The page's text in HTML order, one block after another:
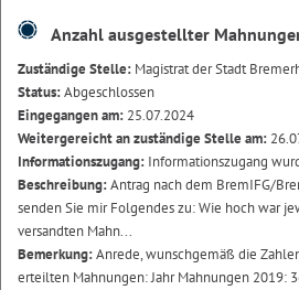
Anzahl ausgestellter
Zuständige Stelle: Magistrat der Stadt
Status:Abgeschlossen
Eingegangen am: 25.07.2024
Weitergereicht an zuständige Stelle am:
Informationszugang: Informationszugang
Beschreibung:Antrag nach dem BremIFG/
senden Sie mir Folgendes zu: Wie hoch war
versandten Mahn...
Bemerkung:Anrede, wunschgemäß die
erteilten Mahnungen: Jahr Mahnungen 2019: